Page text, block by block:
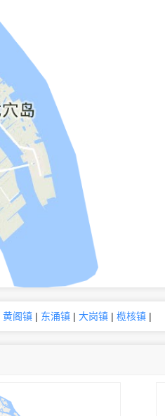
黄阁镇 | 东涌镇 | 大岗镇 | 榄核镇 |